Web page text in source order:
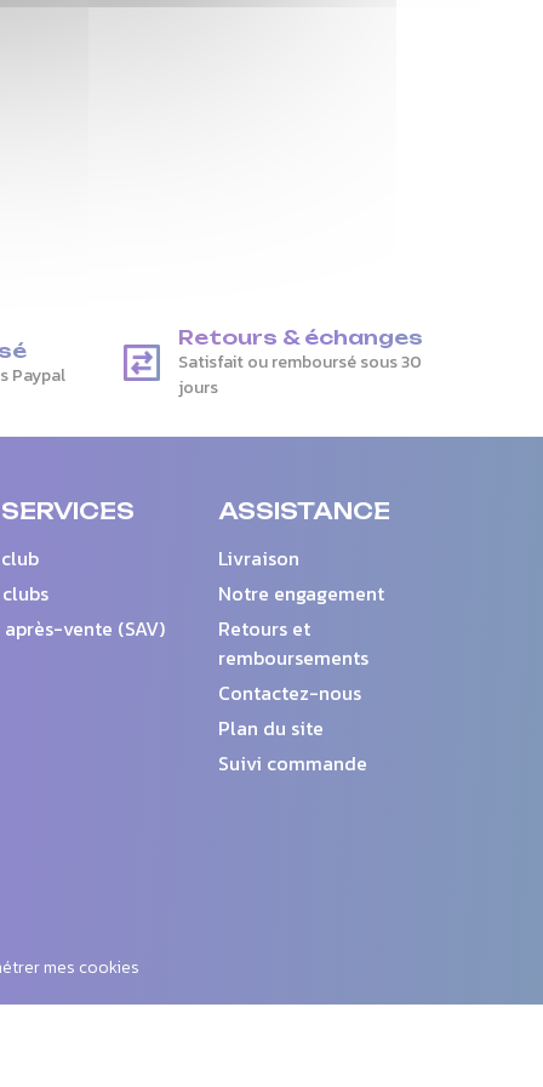
Paypal
Retours & échanges
Satisfait ou remboursé sous 30
jours
vente (SAV)
ASSISTANCE
Livraison
Notre engagement
Retours et
remboursements
Contactez-nous
Plan du site
Suivi commande
mes cookies